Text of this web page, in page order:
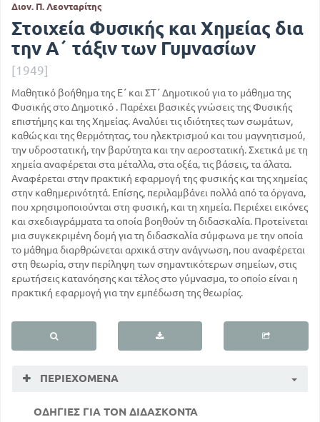
Διον. Π. Λεονταρίτης
Στοιχεία Φυσικής και Χημείας δια
την Α΄ τάξιν των Γυμνασίων
[1949]
Μαθητικό βοήθημα της Ε΄ και ΣΤ΄ Δημοτικού για το μάθημα της
Φυσικής στο Δημοτικό . Παρέχει βασικές γνώσεις της Φυσικής
επιστήμης και της Χημείας. Αναλύει τις ιδιότητες των σωμάτων,
καθώς και της θερμότητας, του ηλεκτρισμού και του μαγνητισμού,
την υδροστατική, την βαρύτητα και την αεροστατική. Σχετικά με τη
χημεία αναφέρεται στα μέταλλα, στα οξέα, τις βάσεις, τα άλατα.
Αναφέρεται στην πρακτική εφαρμογή της φυσικής και της χημείας
στην καθημερινότητά. Επίσης, περιλαμβάνει πολλά από τα όργανα,
που χρησιμοποιούνται στη φυσική, και τη χημεία. Περιέχει εικόνες
και σχεδιαγράμματα τα οποία βοηθούν τη διδασκαλία. Προτείνεται
μια συγκεκριμένη δομή για τη διδασκαλία σύμφωνα με την οποία
το μάθημα διαρθρώνεται αρχικά στην ανάγνωση, που αναφέρεται
στη θεωρία, στην περίληψη των σημαντικότερων σημείων, στις
ερωτήσεις κατανόησης και τέλος στο γύμνασμα, το οποίο είναι η
πρακτική εφαρμογή για την εμπέδωση της θεωρίας.
ΠΕΡΙΕΧΌΜΕΝΑ
ΟΔΗΓΙΕΣ ΓΙΑ ΤΟΝ ΔΙΔΑΣΚΟΝΤΑ